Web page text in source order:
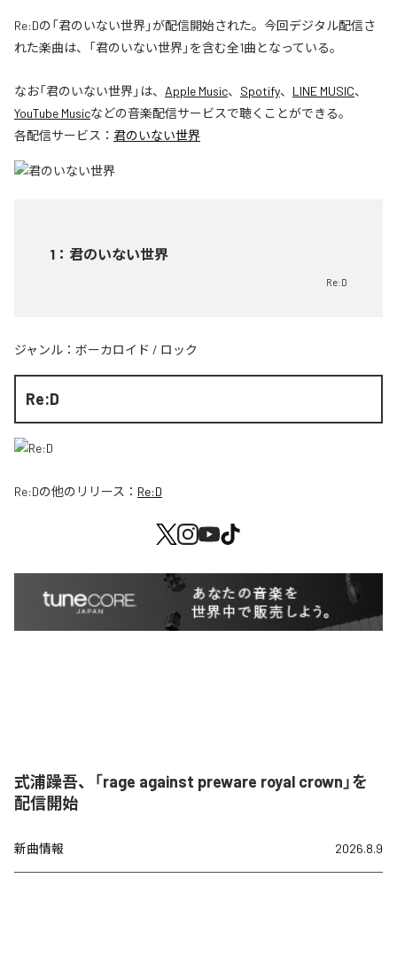
Re:Dの「君のいない世界」が配信開始された。今回デジタル配信さ
れた楽曲は、「君のいない世界」を含む全1曲となっている。
なお「君のいない世界」は、 Apple Music、 Spotify、 LINE MUSIC、
YouTube Musicなどの音楽配信サービスで聴くことができる。
各配信サービス： 君のいない世界
1 ： 君のいない世界
Re:D
ジャンル： ボーカロイド / ロック
Re:D
Re:Dの他のリリース： Re:D
式浦躁吾、「rage against preware royal crown」を
配信開始
新曲情報 2026.8.9